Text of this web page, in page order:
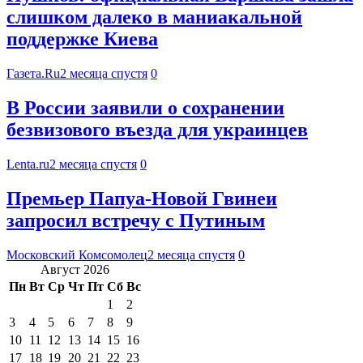
слишком далеко в маниакальной
поддержке Киева
Газета.Ru2 месяца спустя 0
В России заявили о сохранении
безвизового въезда для украинцев
Lenta.ru2 месяца спустя 0
Премьер Папуа-Новой Гвинеи
запросил встречу с Путиным
Московский Комсомолец2 месяца спустя 0
Август 2026
Пн Вт Ср Чт Пт Сб Вс
1
2
3
4 5 6 7 8
9
10 11 12 13 14 15 16
17 18 19 20 21 22 23